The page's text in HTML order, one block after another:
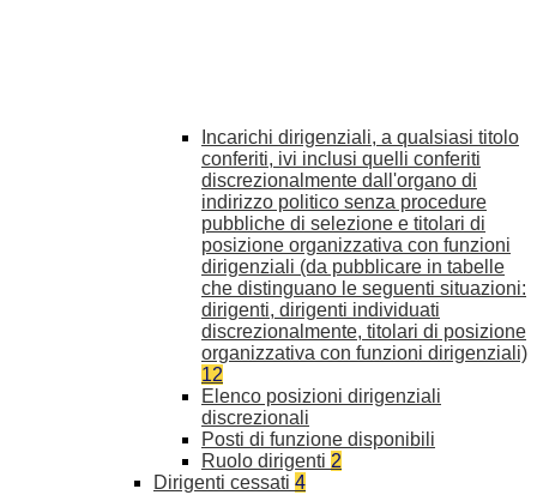
Incarichi dirigenziali, a qualsiasi titolo
conferiti, ivi inclusi quelli conferiti
discrezionalmente dall'organo di
indirizzo politico senza procedure
pubbliche di selezione e titolari di
posizione organizzativa con funzioni
dirigenziali (da pubblicare in tabelle
che distinguano le seguenti situazioni:
dirigenti, dirigenti individuati
discrezionalmente, titolari di posizione
organizzativa con funzioni dirigenziali)
12
Elenco posizioni dirigenziali
discrezionali
Posti di funzione disponibili
Ruolo dirigenti 2
Dirigenti cessati 4